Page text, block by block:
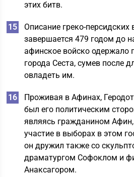
этих битв.
Описание греко-персидских
завершается 479 годом до
афинское войско одержало
города Сеста, сумев после
овладеть им.
Проживая в Афинах,
был его политическим
являясь гражданином
участие в выборах в этом
он дружил также со
драматургом Софоклом и
Анаксагором.